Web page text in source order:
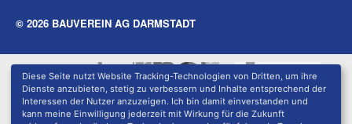
© 2026 BAUVEREIN AG DARMSTADT
Diese Seite nutzt Website Tracking-Technologien von Dritten, um ihre
Dienste anzubieten, stetig zu verbessern und Inhalte entsprechend der
Interessen der Nutzer anzuzeigen. Ich bin damit einverstanden und
kann meine Einwilligung jederzeit mit Wirkung für die Zukunft